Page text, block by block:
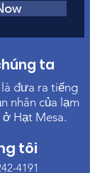
ta
đưa ra tiếng
nhân của lạm
Hạt Mesa.
tôi
4191